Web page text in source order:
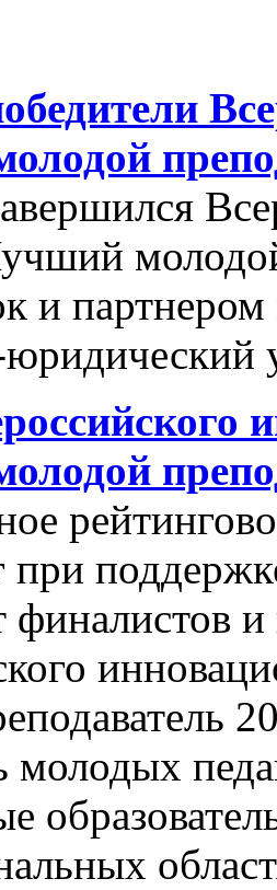
и
при
финалистов
молодых